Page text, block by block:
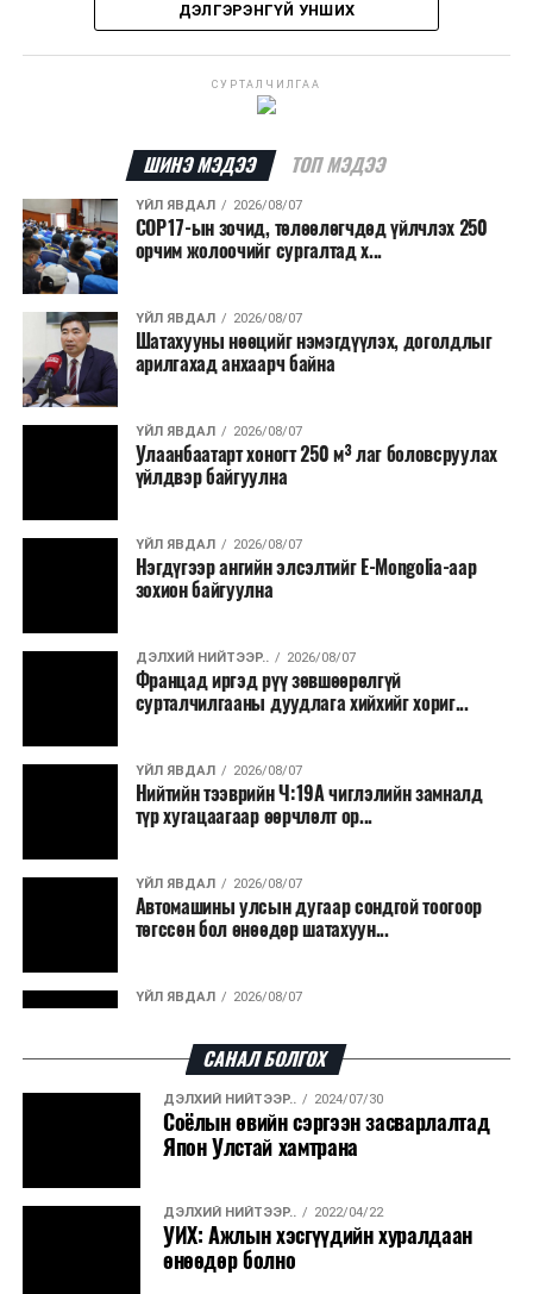
Албаныхны мэдээлснээр түймрийн нэг голомтыг
шатаасан гэх үндэслэлээр эрүүгийн хэрэг үүсгэн
шалтгааныг үргэлжлүүлэн тогтоож байгаа бөгөөд
аянгын улмаас үүсээгүй гэж үзэж байгаа аж.
Одоогоор АНУ даяар 13 мужид 90 гаруй томоохон ой,
хээрийн түймэр идэвхтэй үргэлжилж байгаагийн
талаас илүү нь Орегон болон Вашингтон мужид
бүртгэгдсэн байна. Цаг уурын байгууллагууд ойрын
өдрүүдэд агаарын температур дахин огцом
нэмэгдэж, хуурайшилт эрчимжих төлөвтэй байгааг
анхааруулсан бөгөөд энэ нь гал унтраах ажиллагаанд
шинэ сорилт учруулж болзошгүйг онцолжээ.
ДЭЛГЭРЭНГҮЙ УНШИХ
СУРТАЛЧИЛГАА
ШИНЭ МЭДЭЭ ТОП МЭДЭЭ
ҮЙЛ ЯВДАЛ 2026/08/07
COP17-ын зочид, төлөөлөгчдөд үйлчлэх 250
орчим жолоочийг сургалтад х...
ҮЙЛ ЯВДАЛ 2026/08/07
Шатахууны нөөцийг нэмэгдүүлэх, доголдлыг
арилгахад анхаарч байна
ҮЙЛ ЯВДАЛ 2026/08/07
Улаанбаатарт хоногт 250 м³ лаг боловсруулах
үйлдвэр байгуулна
ҮЙЛ ЯВДАЛ 2026/08/07
Нэгдүгээр ангийн элсэлтийг E-Mongolia-аар
зохион байгуулна
ДЭЛХИЙ НИЙТЭЭР.. 2026/08/07
Францад иргэд рүү зөвшөөрөлгүй
сурталчилгааны дуудлага хийхийг хориг...
ҮЙЛ ЯВДАЛ 2026/08/07
Нийтийн тээврийн Ч:19А чиглэлийн замналд
түр хугацаагаар өөрчлөлт ор...
ҮЙЛ ЯВДАЛ 2026/08/07
Автомашины улсын дугаар сондгой тоогоор
төгссөн бол өнөөдөр шатахуун...
ҮЙЛ ЯВДАЛ 2026/08/07
ДЭЛХИЙ НИЙТЭЭР..
“Уралдронзавод” компанийн ерөнхий
захирлын автомашиныг дэлбэлжээ...
ҮЙЛ ЯВДАЛ
Сүхбаатар боомтоор тав хоногт 10 мянга гаруй
тонн АИ-92 автобензин и...
САНАЛ БОЛГОХ
ДЭЛХИЙ НИЙТЭЭР.. 2024/07/30
Соёлын өвийн сэргээн засварлалтад
Япон Улстай хамтрана
ДЭЛХИЙ НИЙТЭЭР.. 2022/04/22
УИХ: Ажлын хэсгүүдийн хуралдаан
өнөөдөр болно